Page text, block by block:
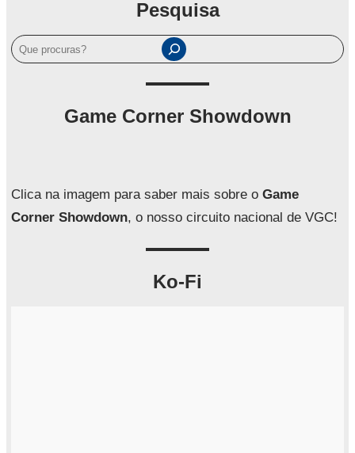
Pesquisa
P
e
a
Game Corner Showdown
Clica na imagem para saber mais sobre o Game
Corner Showdown, o nosso circuito nacional de VGC!
Ko-Fi